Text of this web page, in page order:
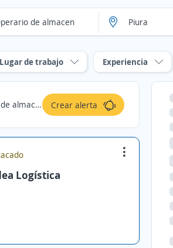
Lugar de trabajo Experiencia
en Piura Crear alerta
Logística